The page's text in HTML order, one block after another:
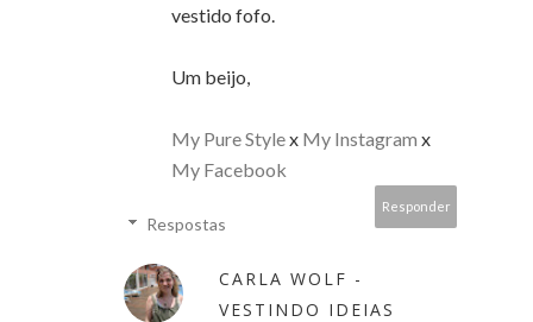
vestido fofo.
Um beijo,
My Pure Stylex My Instagram x
My Facebook
Responder
Respostas
CARLA WOLF -
VESTINDO IDEIAS